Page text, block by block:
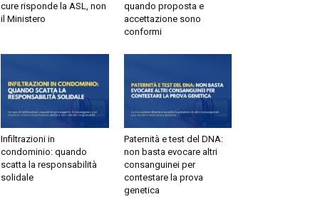
cure risponde la ASL, non
il Ministero
quando proposta e
accettazione sono
conformi
Infiltrazioni in
condominio: quando
scatta la responsabilità
solidale
Paternità e test del DNA:
non basta evocare altri
consanguinei per
contestare la prova
genetica